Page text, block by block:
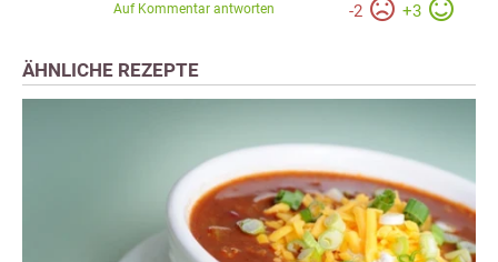
-2 +3
Auf Kommentar antworten
ÄHNLICHE REZEPTE